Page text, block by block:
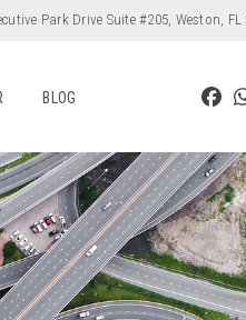
Park Drive Suite #205, Weston, FL
BLOG